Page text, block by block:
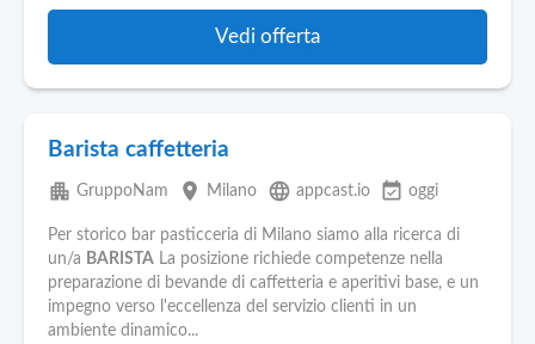
Vedi offerta
Barista caffetteria
apartment GruppoNam place Milano language appcast.io event_available oggi
Per storico bar pasticceria di Milano siamo alla ricerca di
un/a BARISTA La posizione richiede competenze nella
preparazione di bevande di caffetteria e aperitivi base, e un
impegno verso l'eccellenza del servizio clienti in un
ambiente dinamico...